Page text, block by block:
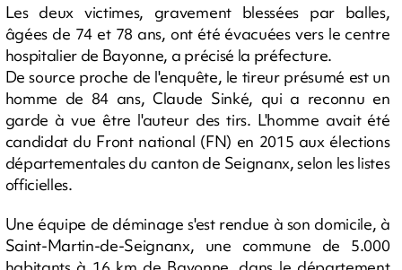
Les deux victimes, gravement blessées par balles,
âgées de 74 et 78 ans, ont été évacuées vers le centre
hospitalier de Bayonne, a précisé la préfecture.
De source proche de l'enquête, le tireur présumé est un
homme de 84 ans, Claude Sinké, qui a reconnu en
garde à vue être l'auteur des tirs. L'homme avait été
candidat du Front national (FN) en 2015 aux élections
départementales du canton de Seignanx, selon les listes
officielles.
Une équipe de déminage s'est rendue à son domicile, à
Saint-Martin-de-Seignanx, une commune de 5.000